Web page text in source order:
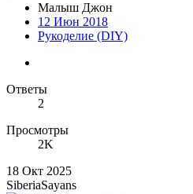
Малыш Джон
12 Июн 2018
Рукоделие (DIY)
Ответы
2
Просмотры
2K
18 Окт 2025
SiberiaSayans